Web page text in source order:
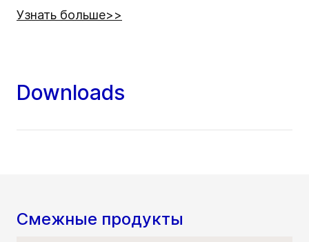
Узнать больше>>
Downloads
Смежные продукты